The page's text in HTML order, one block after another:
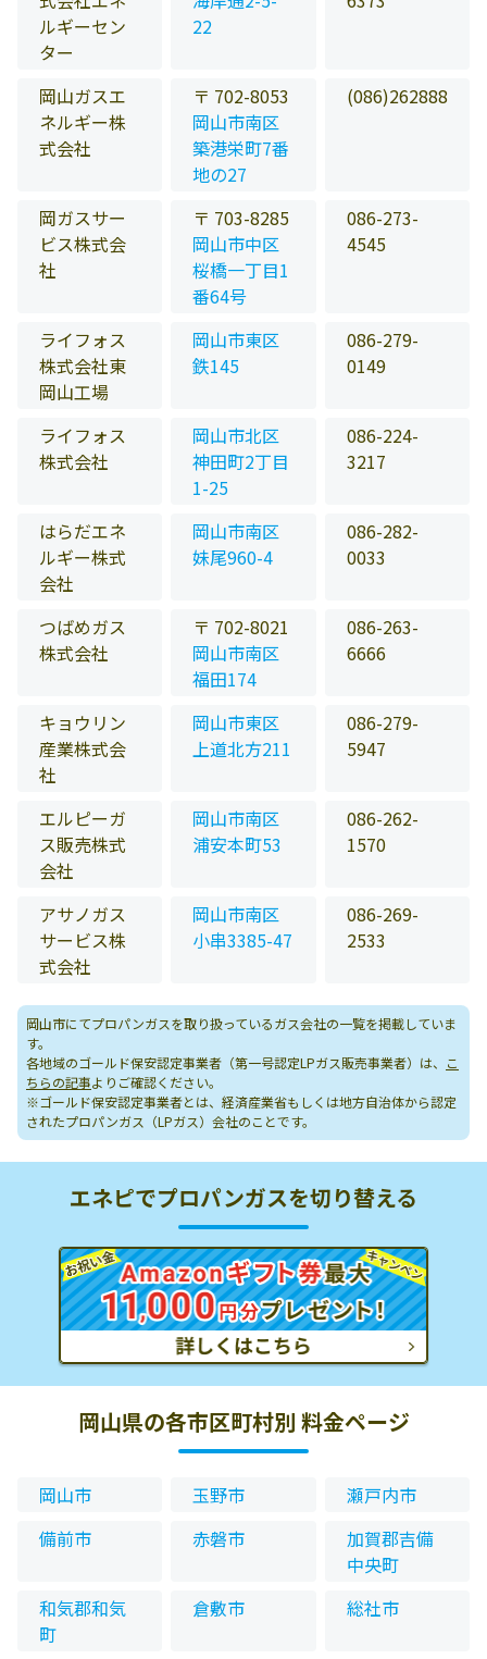
ルギーセン
ター
22
岡山ガスエ
ネルギー株
式会社
〒 702-8053
岡山市南区
築港栄町7番
地の27
(086)262888
岡ガスサー
ビス株式会
社
〒 703-8285
岡山市中区
桜橋一丁目1
番64号
086-273-
4545
ライフォス
株式会社東
岡山工場
岡山市東区
鉄145
086-279-
0149
ライフォス
株式会社
岡山市北区
神田町2丁目
1-25
086-224-
3217
はらだエネ
ルギー株式
会社
岡山市南区
妹尾960-4
086-282-
0033
つばめガス
株式会社
〒 702-8021
岡山市南区
福田174
086-263-
6666
キョウリン
産業株式会
社
岡山市東区
上道北方211
086-279-
5947
エルピーガ
ス販売株式
会社
岡山市南区
浦安本町53
086-262-
1570
アサノガス
サービス株
式会社
岡山市南区
小串3385-47
086-269-
2533
岡山市にてプロパンガスを取り扱っているガス会社の一覧を掲載していま
す。
各地域のゴールド保安認定事業者（第一号認定LPガス販売事業者）は、
こ
ちらの記事よりご確認ください。
※ゴールド保安認定事業者とは、経済産業省もしくは地方自治体から認定
されたプロパンガス（LPガス）会社のことです。
エネピでプロパンガスを切り替える
岡山県の各市区町村別 料金ページ
岡山市 玉野市
瀬戸内市
備前市
赤磐市
加賀郡吉備
中央町
和気郡和気
町
倉敷市 総社市